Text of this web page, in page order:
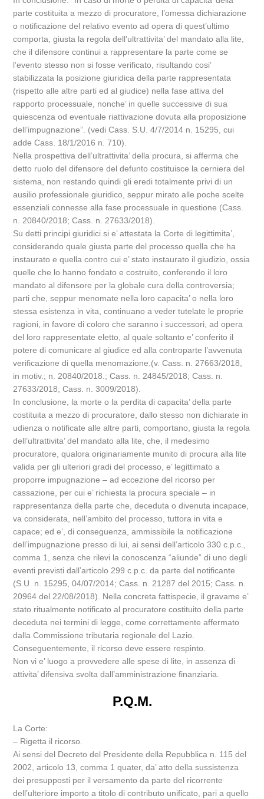
parte costituita a mezzo di procuratore, l’omessa dichiarazione
o notificazione del relativo evento ad opera di quest’ultimo
comporta, giusta la regola dell’ultrattivita’ del mandato alla lite,
che il difensore continui a rappresentare la parte come se
l’evento stesso non si fosse verificato, risultando cosi’
stabilizzata la posizione giuridica della parte rappresentata
(rispetto alle altre parti ed al giudice) nella fase attiva del
rapporto processuale, nonche’ in quelle successive di sua
quiescenza od eventuale riattivazione dovuta alla proposizione
dell’impugnazione”. (vedi Cass. S.U. 4/7/2014 n. 15295, cui
adde Cass. 18/1/2016 n. 710).
Nella prospettiva dell’ultrattivita’ della procura, si afferma che
detto ruolo del difensore del defunto costituisce la cerniera del
sistema, non restando quindi gli eredi totalmente privi di un
ausilio professionale giuridico, seppur mirato alle poche scelte
essenziali connesse alla fase processuale in questione (Cass.
n. 20840/2018; Cass. n. 27633/2018).
Su detti principi giuridici si e’ attestata la Corte di legittimita’,
considerando quale giusta parte del processo quella che ha
instaurato e quella contro cui e’ stato instaurato il giudizio, ossia
quelle che lo hanno fondato e costruito, conferendo il loro
mandato al difensore per la globale cura della controversia;
parti che, seppur menomate nella loro capacita’ o nella loro
stessa esistenza in vita, continuano a veder tutelate le proprie
ragioni, in favore di coloro che saranno i successori, ad opera
del loro rappresentate eletto, al quale soltanto e’ conferito il
potere di comunicare al giudice ed alla controparte l’avvenuta
verificazione di quella menomazione.(v. Cass. n. 27663/2018,
in motiv.; n. 20840/2018.; Cass. n. 24845/2018; Cass. n.
27633/2018; Cass. n. 3009/2018).
In conclusione, la morte o la perdita di capacita’ della parte
costituita a mezzo di procuratore, dallo stesso non dichiarate in
udienza o notificate alle altre parti, comportano, giusta la regola
dell’ultrattivita’ del mandato alla lite, che, il medesimo
procuratore, qualora originariamente munito di procura alla lite
valida per gli ulteriori gradi del processo, e’ legittimato a
proporre impugnazione – ad eccezione del ricorso per
cassazione, per cui e’ richiesta la procura speciale – in
rappresentanza della parte che, deceduta o divenuta incapace,
va considerata, nell’ambito del processo, tuttora in vita e
capace; ed e’, di conseguenza, ammissibile la notificazione
dell’impugnazione presso di lui, ai sensi dell’articolo 330 c.p.c.,
comma 1, senza che rilevi la conoscenza “aliunde” di uno degli
eventi previsti dall’articolo 299 c.p.c. da parte del notificante
(S.U. n. 15295, 04/07/2014; Cass. n. 21287 del 2015; Cass. n.
20964 del 22/08/2018). Nella concreta fattispecie, il gravame e’
stato ritualmente notificato al procuratore costituito della parte
deceduta nei termini di legge, come correttamente affermato
dalla Commissione tributaria regionale del Lazio.
Conseguentemente, il ricorso deve essere respinto.
Non vi e’ luogo a provvedere alle spese di lite, in assenza di
attivita’ difensiva svolta dall’amministrazione finanziaria.
P.Q.M.
La Corte:
– Rigetta il ricorso.
Ai sensi del Decreto del Presidente della Repubblica n. 115 del
2002, articolo 13, comma 1 quater, da’ atto della sussistenza
dei presupposti per il versamento da parte del ricorrente
dell’ulteriore importo a titolo di contributo unificato, pari a quello